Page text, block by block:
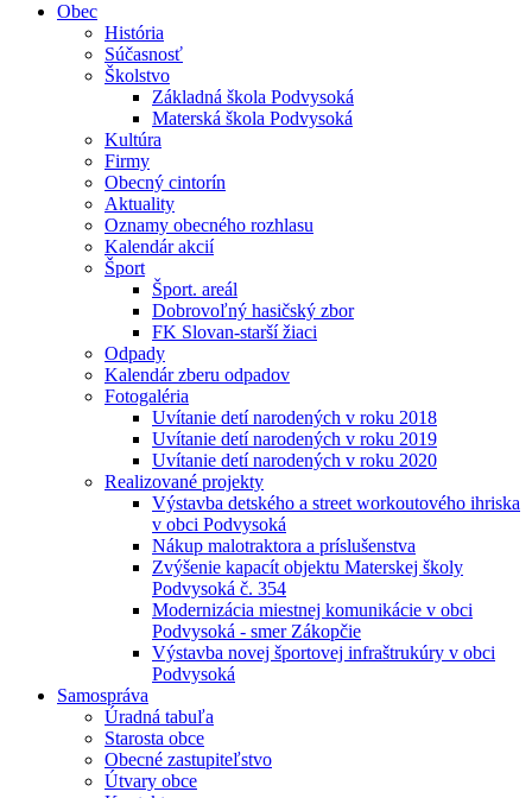
Obec
História
Súčasnosť
Školstvo
Základná škola Podvysoká
Materská škola Podvysoká
Kultúra
Firmy
Obecný cintorín
Aktuality
Oznamy obecného rozhlasu
Kalendár akcií
Šport
Šport. areál
Dobrovoľný hasičský zbor
FK Slovan-starší žiaci
Odpady
Kalendár zberu odpadov
Fotogaléria
Uvítanie detí narodených v roku 2018
Uvítanie detí narodených v roku 2019
Uvítanie detí narodených v roku 2020
Realizované projekty
Výstavba detského a street workoutového ihriska
v obci Podvysoká
Nákup malotraktora a príslušenstva
Zvýšenie kapacít objektu Materskej školy
Podvysoká č. 354
Modernizácia miestnej komunikácie v obci
Podvysoká - smer Zákopčie
Výstavba novej športovej infraštrukúry v obci
Podvysoká
Samospráva
Úradná tabuľa
Starosta obce
Obecné zastupiteľstvo
Útvary obce